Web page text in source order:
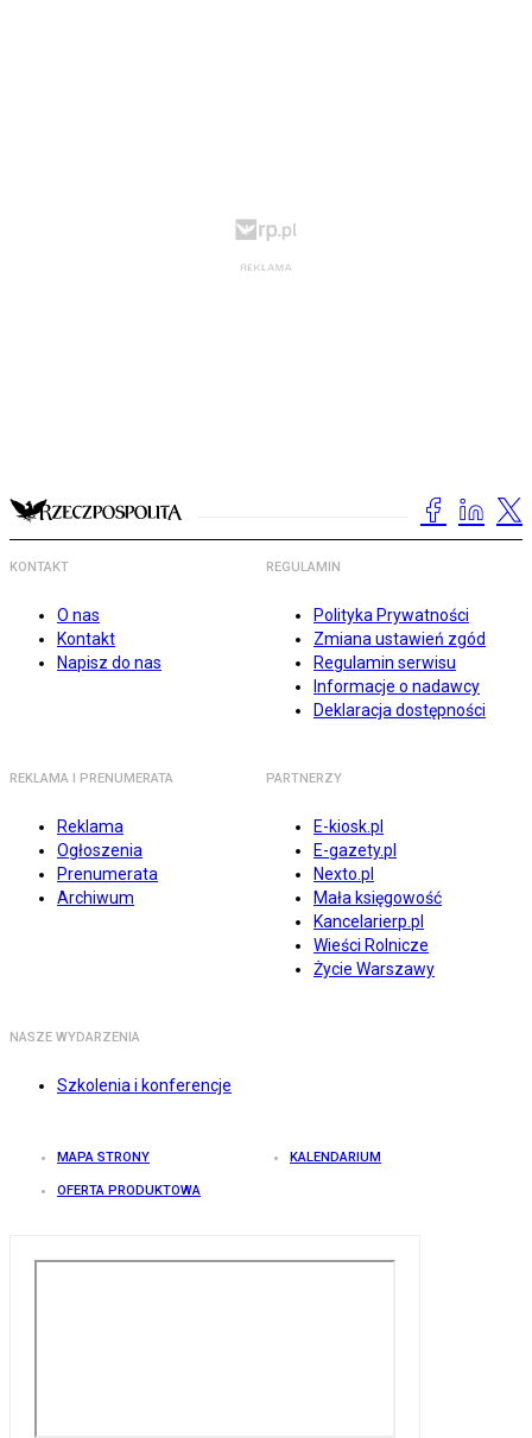
KONTAKT
O nas
Kontakt
Napisz do nas
REGULAMIN
Polityka Prywatności
Zmiana ustawień zgód
Regulamin serwisu
Informacje o nadawcy
Deklaracja dostępności
REKLAMA I PRENUMERATA
Reklama
Ogłoszenia
Prenumerata
Archiwum
PARTNERZY
E-kiosk.pl
E-gazety.pl
Nexto.pl
Mała księgowość
Kancelarierp.pl
Wieści Rolnicze
Życie Warszawy
NASZE WYDARZENIA
Szkolenia i konferencje
MAPA STRONY KALENDARIUM
OFERTA PRODUKTOWA